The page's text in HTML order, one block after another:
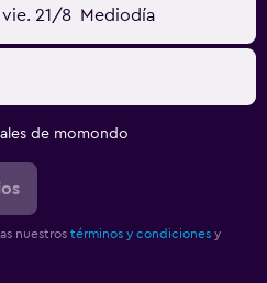
vie. 21/8 Mediodía
de momondo
nuestros términos y condiciones y